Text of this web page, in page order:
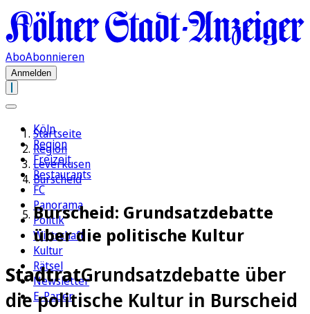
AboAbonnieren
Anmelden
Köln
Region
Freizeit
Restaurants
FC
Panorama
Politik
Wirtschaft
Kultur
Rätsel
Newsletter
E-Paper
Startseite
Region
Leverkusen
Burscheid
Burscheid: Grundsatzdebatte
über die politische Kultur
StadtratGrundsatzdebatte über
die politische Kultur in Burscheid